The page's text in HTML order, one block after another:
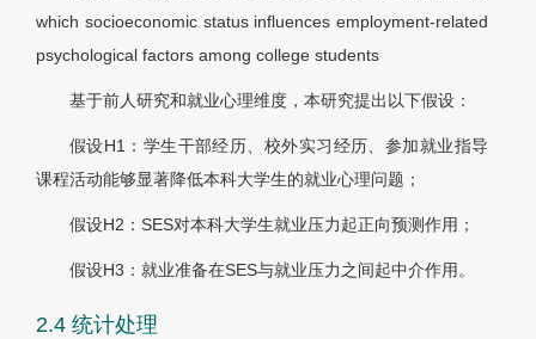
which socioeconomic status influences employment-related
psychological factors among college students
基于前人研究和就业心理维度，本研究提出以下假设：
假设H1：学生干部经历、校外实习经历、参加就业指导
课程活动能够显著降低本科大学生的就业心理问题；
假设H2：SES对本科大学生就业压力起正向预测作用；
假设H3：就业准备在SES与就业压力之间起中介作用。
2.4 统计处理